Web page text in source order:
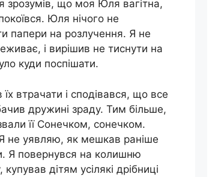
зрозумів, що моя Юля вагітна,
Юля нічого не
папери на розлучення. Я не
і вирішив не тиснути на
куди поспішати.
втрачати і сподівався, що все
дружині зраду. Тим більше,
її Сонечком, сонечком.
не уявляю, як мешкав раніше
Я повернувся на колишню
дітям усілякі дрібниці